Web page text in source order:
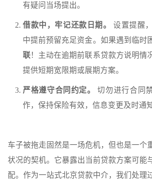
有疑问当场提出。
借款中，牢记还款日期。
设置提醒
中提前预留充足资金。如果遇到临时
联！主动在逾期前联系贷款方说明情
提供短期宽限期或展期方案。
严格遵守合同约定。
切勿进行合同
作，保持保险有效，信息变更及时通知
车子被拖走固然是一场危机，但也是一个
状况的契机。它暴露出当前贷款方案可能
配。作为一站式北京贷款中介，我们处理